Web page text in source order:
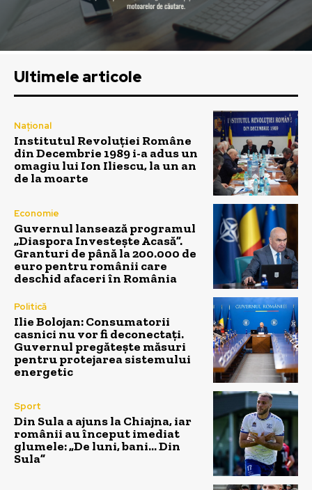
Ultimele articole
Național
Institutul Revoluției Române
din Decembrie 1989 i-a adus un
omagiu lui Ion Iliescu, la un an
de la moarte
Economie
Guvernul lansează programul
„Diaspora Investește Acasă”.
Granturi de până la 200.000 de
euro pentru românii care
deschid afaceri în România
Politică
Ilie Bolojan: Consumatorii
casnici nu vor fi deconectați.
Guvernul pregătește măsuri
pentru protejarea sistemului
energetic
Sport
Din Sula a ajuns la Chiajna, iar
românii au început imediat
glumele: „De luni, bani… Din
Sula”